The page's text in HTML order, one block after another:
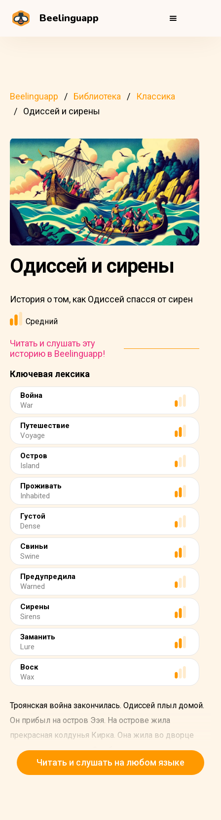
Beelinguapp
Beelinguapp Библиотека
Классика
Одиссей и сирены
Ключевая лексика
Война
War
Путешествие
Voyage
Остров
Island
Проживать
Inhabited
Густой
Dense
Свиньи
Swine
Предупредила
Warned
Сирены
Sirens
Заманить
Lure
Воск
Wax
Одиссей и сирены
История о том, как Одиссей спасся от сирен
Средний
Читать и слушать эту
историю в Beelinguapp!
Троянская война закончилась. Одиссей плыл домой.
Он прибыл на остров Ээя. На острове жила
прекрасная колдунья Кирка. Она жила во дворце
посреди густого леса. Она была известна тем, что
обращала своих врагов в животных.
Читать и слушать на любом языке